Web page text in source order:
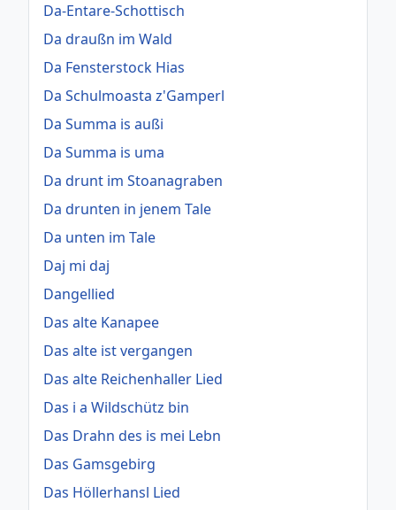
Da-Entare-Schottisch
Da draußn im Wald
Da Fensterstock Hias
Da Schulmoasta z'Gamperl
Da Summa is außi
Da Summa is uma
Da drunt im Stoanagraben
Da drunten in jenem Tale
Da unten im Tale
Daj mi daj
Dangellied
Das alte Kanapee
Das alte ist vergangen
Das alte Reichenhaller Lied
Das i a Wildschütz bin
Das Drahn des is mei Lebn
Das Gamsgebirg
Das Höllerhansl Lied